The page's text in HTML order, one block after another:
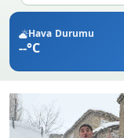
Hava Durumu
--°C